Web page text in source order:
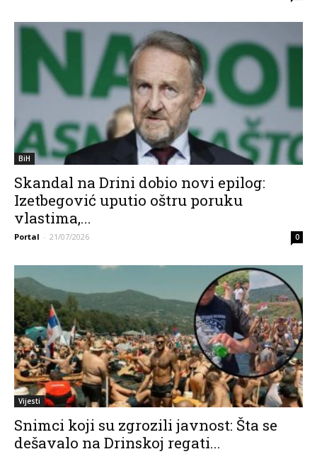
BiH
Skandal na Drini dobio novi epilog:
Izetbegović uputio oštru poruku
vlastima,...
Portal - 21/07/2026 0
Vijesti
Snimci koji su zgrozili javnost: Šta se
dešavalo na Drinskoj regati...